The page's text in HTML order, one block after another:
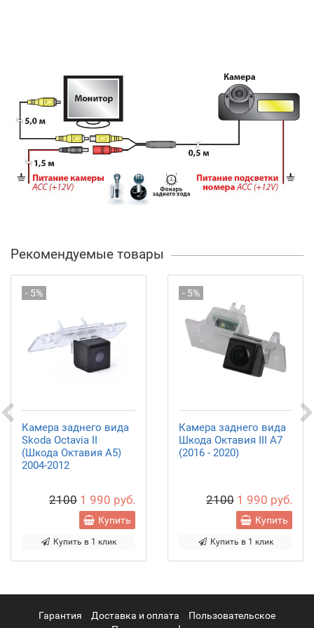
Рекомендуемые товары
- 5%
Камера заднего вида
Skoda Octavia II
(Шкода Октавия A5)
2004-2012
2100 1 990 руб.
Купить
Купить в 1 клик
- 5%
Камера заднего вида
Шкода Октавия III А7
(2016 - 2020)
2100 1 990 руб.
Купить
Купить в 1 клик
Гарантия Доставка и оплата
Пользовательское